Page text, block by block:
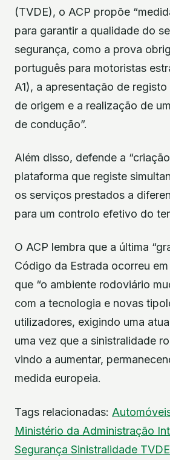
(TVDE), o ACP propõe
para garantir a qualidade do
segurança, como a prova
português para motoristas
A1), a apresentação de
de origem e a realização de
de condução”.
Além disso, defende a
plataforma que registe
os serviços prestados a
para um controlo efetivo do
O ACP lembra que a última
Código da Estrada ocorreu
que “o ambiente rodoviário
com a tecnologia e novas
utilizadores, exigindo uma
uma vez que a sinistralidade
vindo a aumentar,
medida europeia.
Tags relacionadas:
Ministério da Administração
Segurança Sinistralidade TVDE